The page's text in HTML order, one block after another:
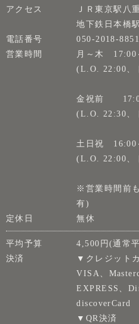
アクセス
ＪＲ東京駅八
地下鉄日本橋
電話番号
050-2018-8851
営業時間
月～木 17:00
(L.O. 22:00、
金祝前
(L.O. 22:30、
土日祝 16:00
(L.O. 22:00、
※営業時間前
有)
定休日
無休
平均予算
4,500円(通常
決済
▼クレジット
VISA、
EXPRESS、
discoverCard
▼QR決済